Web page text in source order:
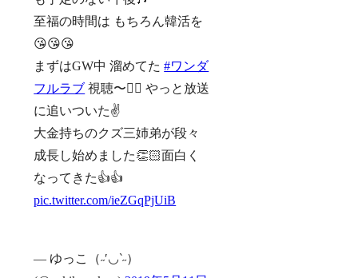
至福の時間は もちろん韓活を
😘😘😘
まずはGW中 溜めてた#ワンダ
フルラブ 視聴〜🙋‍♀️ やっと放送
に追いついた✌️
大金持ちのクズ三姉弟が段々
成長し始めました👏🏻面白く
なってきた👍👍
pic.twitter.com/ieZGqPjUiB
— ゆっこ（˶′◡‵˶）